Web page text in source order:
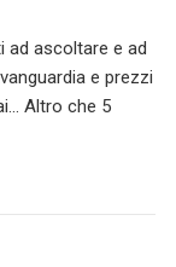
ad ascoltare e ad
e prezzi
Altro che 5